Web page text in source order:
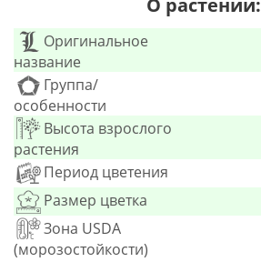
О растении:
Оригинальное
название
Группа/
особенности
Высота взрослого
растения
Период цветения
Размер цветка
Зона USDA
(морозостойкости)